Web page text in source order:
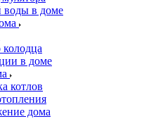
воды в доме
в доме
котлов
дома